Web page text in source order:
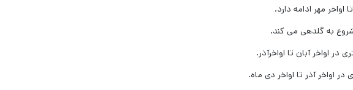
اواخر مهر ادامه دارد.
شروع به گلدهی می کند.
اواخر آبان تا اواخرآذر.
اواخر آذر تا اواخر دی ماه.